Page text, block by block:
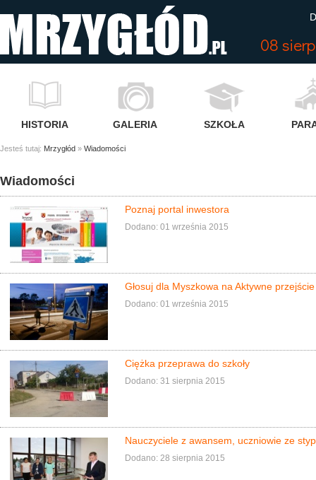
08
HISTORIA GALERIA SZKOŁA
Jesteś tutaj: Mrzygłód » Wiadomości
Wiadomości
Poznaj portal inwestora
Dodano: 01 września 2015
Głosuj dla Myszkowa na Aktywne
Dodano: 01 września 2015
Ciężka przeprawa do szkoły
Dodano: 31 sierpnia 2015
Nauczyciele z awansem, uczniowie ze
Dodano: 28 sierpnia 2015